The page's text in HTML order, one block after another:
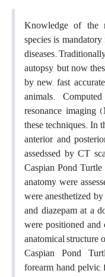
Knowledge of the
species is
diseases.
autopsy, but now
by new, fast,
animals.
resonance imaging
these techniques. In
anterior and
assedssed by CT
Caspian Pond
anatomy were
were anesthetized
and diazepam at a
were positioned
anatomical structure
Caspian Pond
forearm, hand,